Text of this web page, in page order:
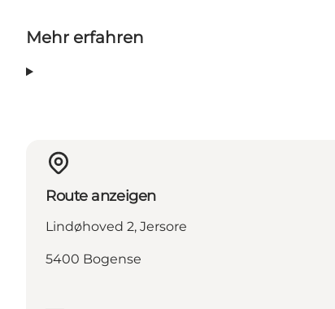
Mehr erfahren
Route anzeigen
Lindøhoved 2, Jersore
5400 Bogense